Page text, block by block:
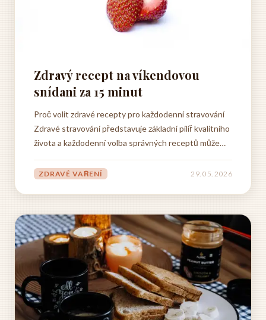
Zdravý recept na víkendovou
snídani za 15 minut
Proč volit zdravé recepty pro každodenní stravování
Zdravé stravování představuje základní pilíř kvalitního
života a každodenní volba správných receptů může
celkovou pohodu a životní energii. V dnešní
ZDRAVÉ VAŘENÍ 29. 05. 2026